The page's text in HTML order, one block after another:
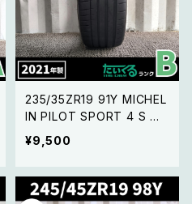
235/35ZR19 91Y MICHEL
IN PILOT SPORT 4 S ミ
シュラン パイロットスポー
ツ 4 S【21年製 バラ】 1本
¥9,500